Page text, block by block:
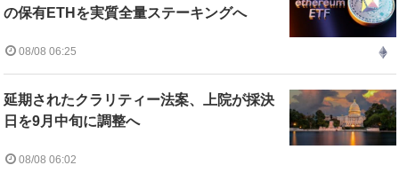
の保有ETHを実質全量ステーキングへ
08/08 06:25
延期されたクラリティー法案、上院が採決
日を9月中旬に調整へ
08/08 06:02